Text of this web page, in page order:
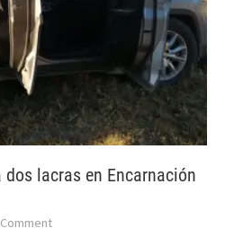
lacras en Encarnación
Comment